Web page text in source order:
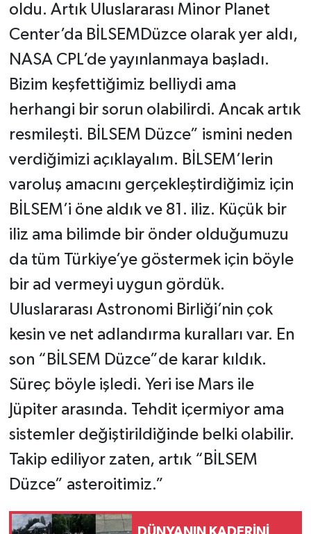
oldu. Artık Uluslararası Minor Planet
Center’da BİLSEMDüzce olarak yer aldı,
NASA CPL’de yayınlanmaya başladı.
Bizim keşfettiğimiz belliydi ama
herhangi bir sorun olabilirdi. Ancak artık
resmileşti. BİLSEM Düzce” ismini neden
verdiğimizi açıklayalım. BİLSEM’lerin
varoluş amacını gerçekleştirdiğimiz için
BİLSEM’i öne aldık ve 81. iliz. Küçük bir
iliz ama bilimde bir önder olduğumuzu
da tüm Türkiye’ye göstermek için böyle
bir ad vermeyi uygun gördük.
Uluslararası Astronomi Birliği’nin çok
kesin ve net adlandırma kuralları var. En
son “BİLSEM Düzce”de karar kıldık.
Süreç böyle işledi. Yeri ise Mars ile
Jüpiter arasında. Tehdit içermiyor ama
sistemler değiştirildiğinde belki olabilir.
Takip ediliyor zaten, artık “BİLSEM
Düzce” asteroitimiz.”